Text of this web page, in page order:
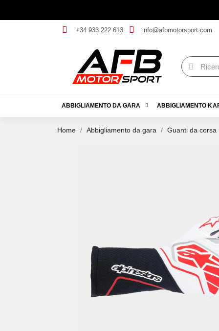
+34 933 222 613 info@afbmotorsport.com
ABBIGLIAMENTO DA GARA ABBIGLIAMENTO
Home Abbigliamento da gara Guanti da corsa